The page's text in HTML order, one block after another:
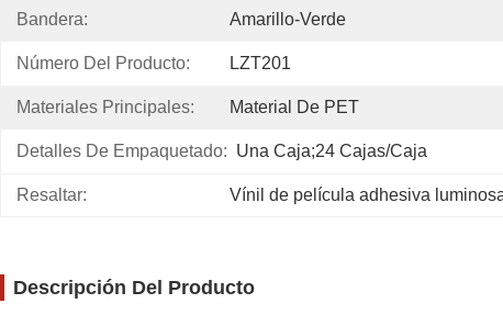
Bandera: Amarillo-Verde
Número Del Producto: LZT201
Materiales Principales: Material De PET
Detalles De Empaquetado: Una Caja;24 Cajas/caja
Resaltar: Vínil de película adhesiva
Descripción Del Producto